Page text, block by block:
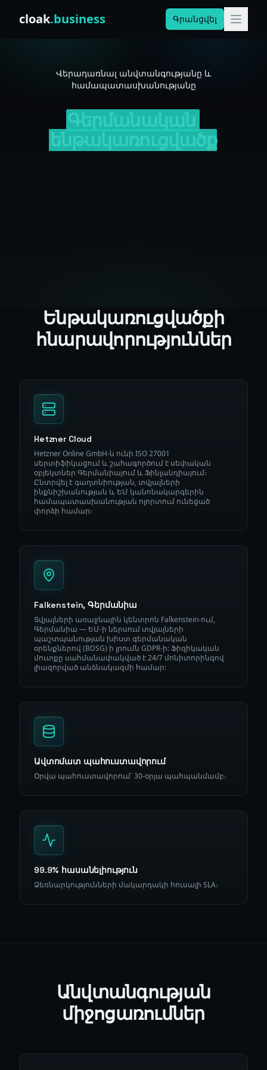
cloak.business Գրանցվել
Վերադառնալ անվտանգությանը և
համապատասխանությանը
ենթակառուցվածք
Ենթակառուցվածքի
հնարավորություններ
Hetzner Cloud
Hetzner Online GmbH-ն ունի ISO 27001
սերտիֆիկացում և շահագործում է սեփական
օբյեկտներ Գերմանիայում և Ֆինլանդիայում։
Ընտրվել է գաղտնիության, տվյալների
ինքնիշխանության և ԵՄ կանոնակարգերին
համապատասխանության ոլորտում ունեցած
փորձի համար։
Falkenstein, Գերմանիա
Տվյալների առաջնային կենտրոն Falkenstein-ում,
Գերմանիա — ԵՄ-ի ներսում տվյալների
պաշտպանության խիստ գերմանական
օրենքներով (BDSG) ի լրումն GDPR-ի: Ֆիզիկական
մուտքը սահմանափակված է 24/7 մոնիտորինգով
լիազորված անձնակազմի համար:
Ավտոմատ պահուստավորում
Օրվա պահուստավորում՝ 30-օրյա պահպանմամբ։
99.9% հասանելիություն
Ձեռնարկությունների մակարդակի հուսալի SLA։
Անվտանգության
միջոցառումներ